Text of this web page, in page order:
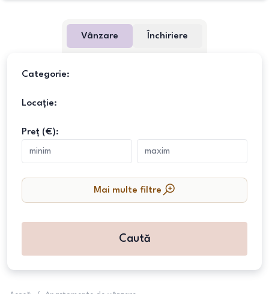
Vânzare Închiriere
Categorie:
Locație:
Preț (€):
Mai multe filtre
Caută